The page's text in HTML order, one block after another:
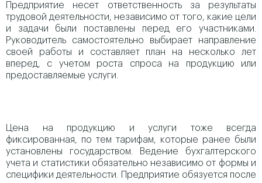
Предприятие несет ответственность за результаты
трудовой деятельности, независимо от того, какие цели
и задачи были поставлены перед его участниками.
Руководитель самостоятельно выбирает направление
своей работы и составляет план на несколько лет
вперед, с учетом роста спроса на продукцию или
предоставляемые услуги.
Цена на продукцию и услуги тоже всегда
фиксированная, по тем тарифам, которые ранее были
установлены государством. Ведение бухгалтерского
учета и статистики обязательно независимо от формы и
специфики деятельности. Предприятие обязуется после